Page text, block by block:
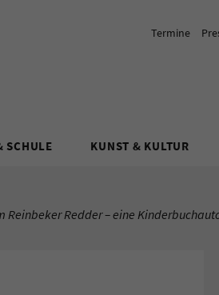
Termine
SCHULE KUNST & KULTUR
Redder – eine